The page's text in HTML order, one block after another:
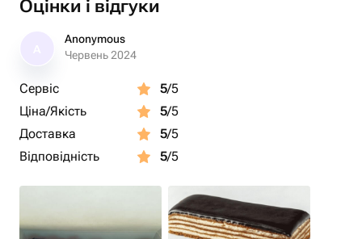
Оцінки і відгуки
Anonymous
Червень 2024
Сервіс 5/5
Ціна/Якість
5/5
Доставка
5/5
Відповідність
5/5